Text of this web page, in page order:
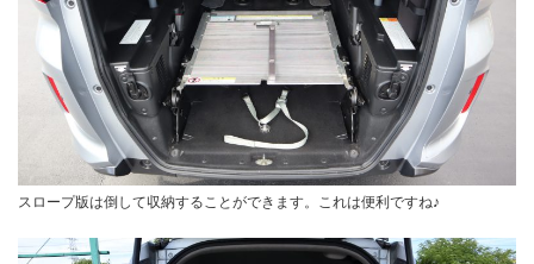
スロープ版は倒して収納することができます。これは便利ですね♪